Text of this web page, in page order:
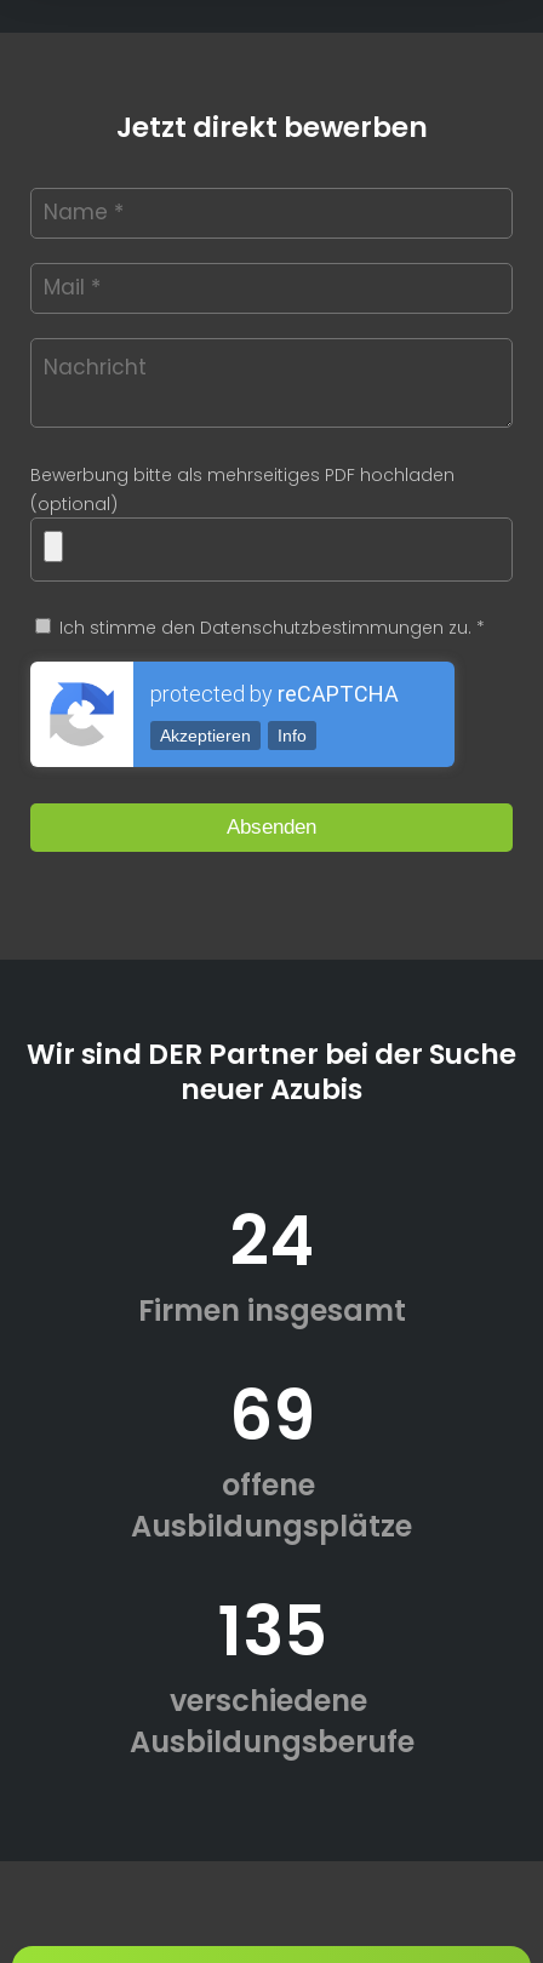
Jetzt direkt bewerben
Bewerbung bitte als mehrseitiges PDF hochladen
(optional)
Ich stimme den Datenschutzbestimmungen zu. *
protected by reCAPTCHA
Akzeptieren Info
Wir sind DER Partner bei der Suche
neuer Azubis
24
Firmen insgesamt
69
offene
Ausbildungsplätze
135
verschiedene
Ausbildungsberufe